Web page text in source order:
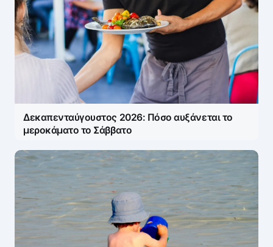
Δεκαπενταύγουστος 2026: Πόσο αυξάνεται το
μεροκάματο το Σάββατο